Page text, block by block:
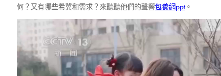
何？又有哪些希冀和需求？來聽聽他們的聲響包養網ppt。